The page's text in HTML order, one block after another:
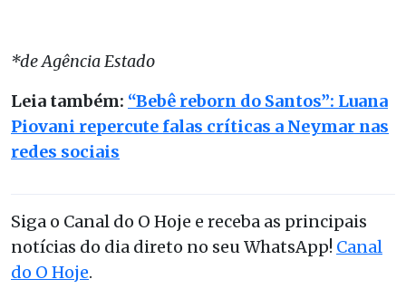
*de Agência Estado
Leia também: “Bebê reborn do Santos”: Luana
Piovani repercute falas críticas a Neymar nas
redes sociais
Siga o Canal do O Hoje e receba as principais
notícias do dia direto no seu WhatsApp! Canal
do O Hoje.